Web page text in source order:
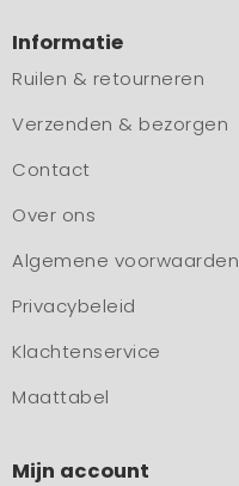
Informatie
Ruilen & retourneren
Verzenden & bezorgen
Contact
Over ons
Algemene voorwaarden
Privacybeleid
Klachtenservice
Maattabel
Mijn account